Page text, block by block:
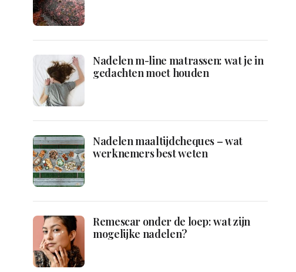
Nadelen m-line matrassen: wat je in
gedachten moet houden
Nadelen maaltijdcheques – wat
werknemers best weten
Remescar onder de loep: wat zijn
mogelijke nadelen?